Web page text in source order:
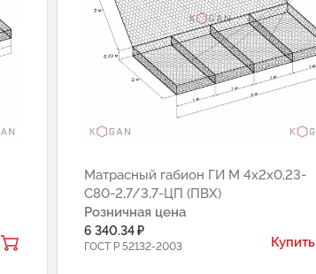
Матрасный габион ГИ М 4х2х0,23-
С80-2,7/3,7-ЦП (ПВХ)
Розничная цена
6 340.34 ₽
ГОСТ Р 52132-2003 Купить